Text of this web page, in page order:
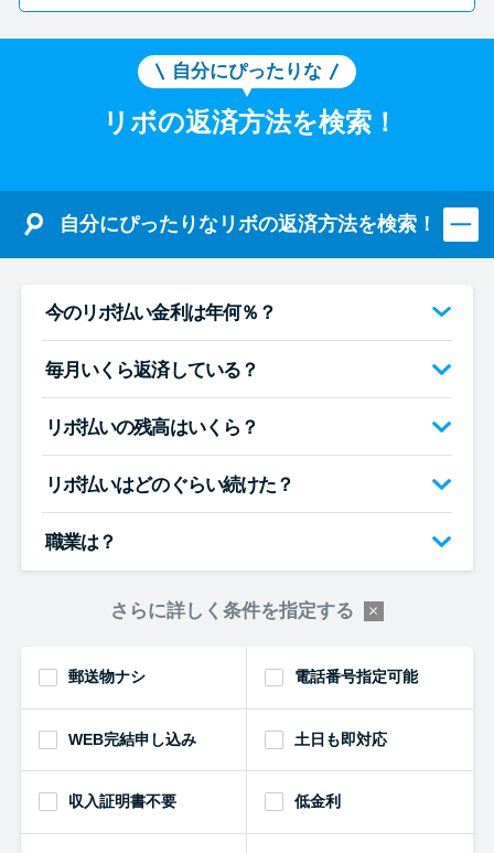
自分にぴったりな
リボの返済方法を検索！
自分にぴったりなリボの返済方法を検索！
今のリボ払い金利は年何％？
毎月いくら返済している？
リボ払いの残高はいくら？
リボ払いはどのぐらい続けた？
職業は？
さらに詳しく条件を指定する
郵送物ナシ 電話番号指定可能
WEB完結申し込み 土日も即対応
収入証明書不要 低金利